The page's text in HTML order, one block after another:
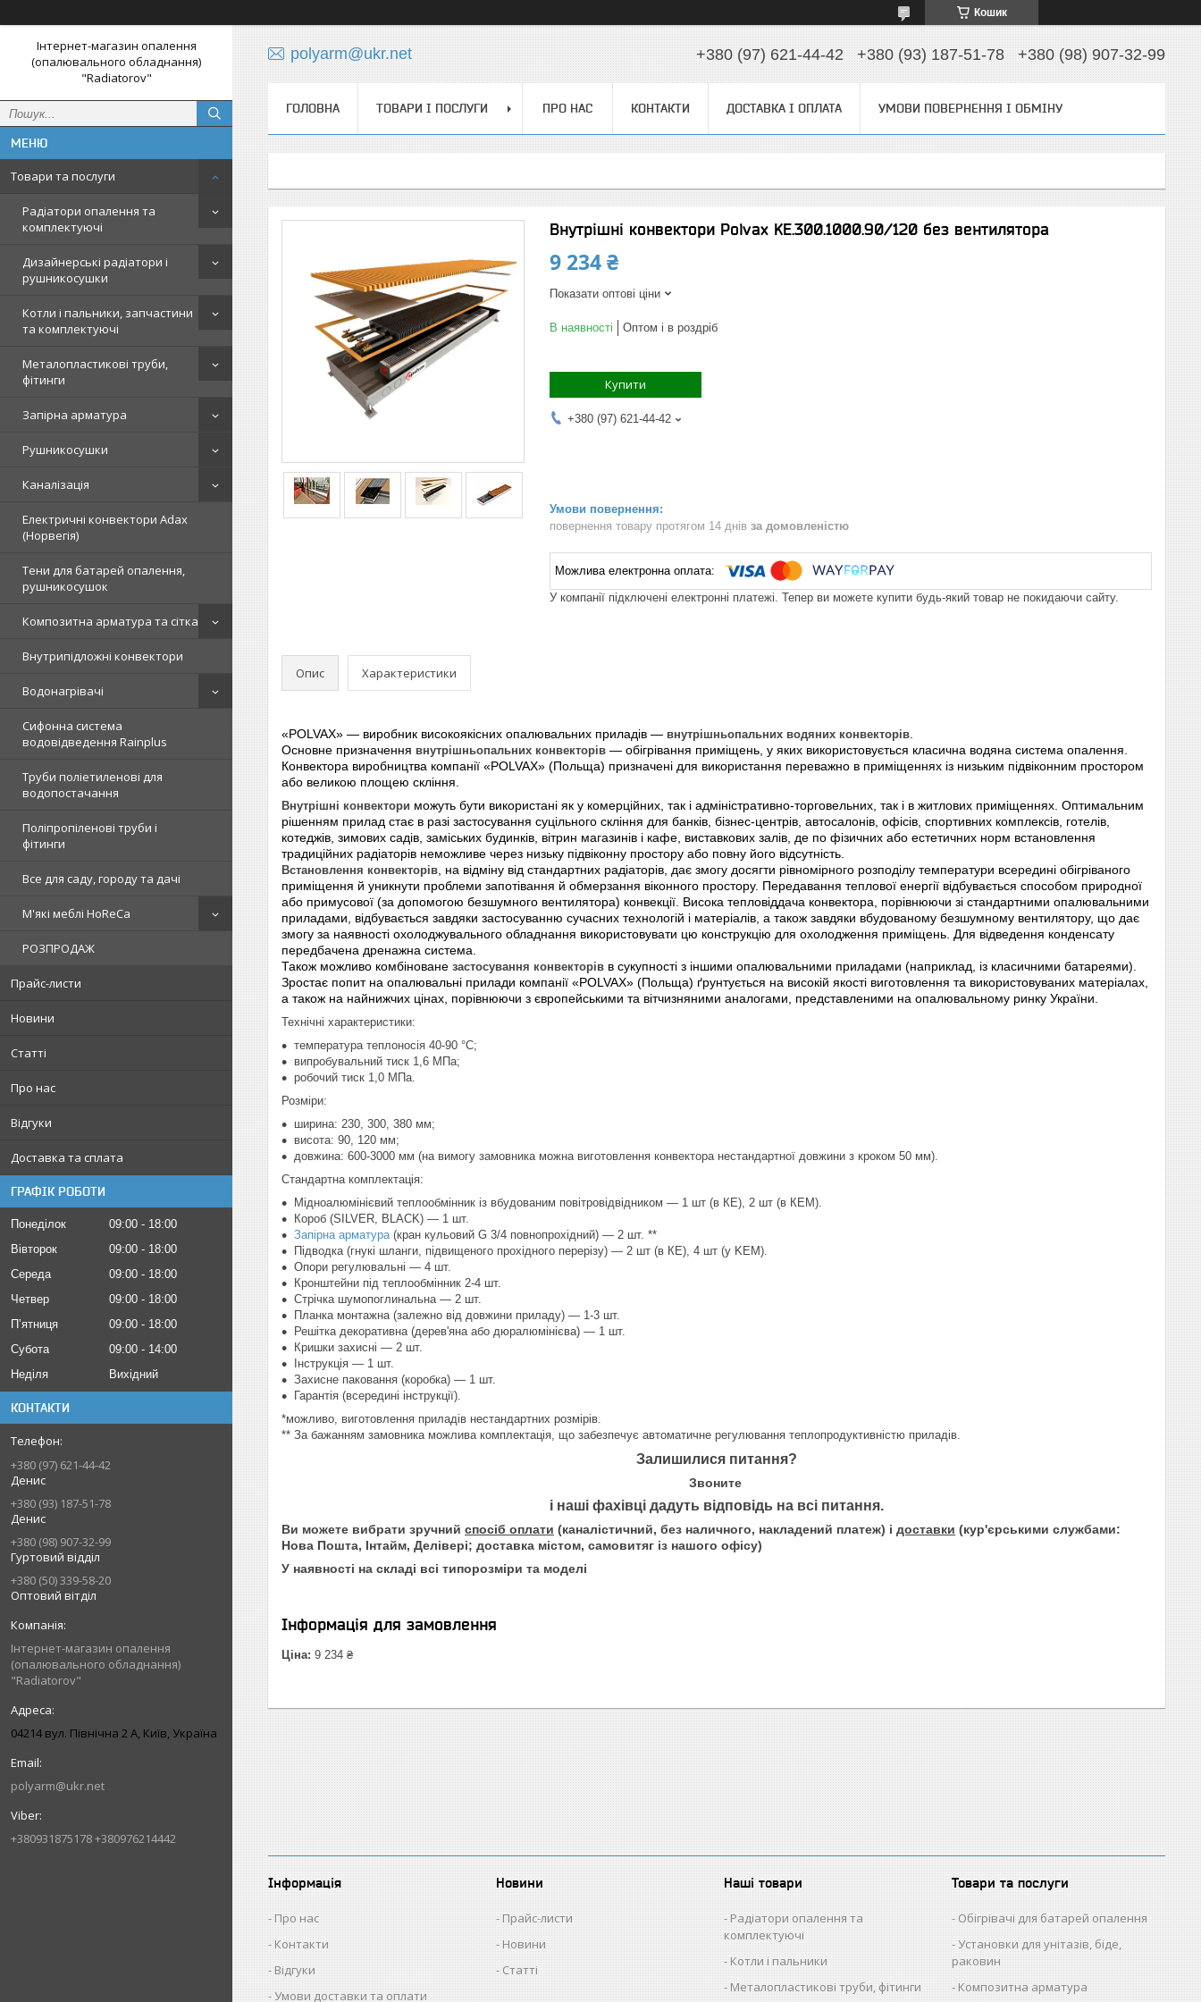
Кошик
Інтернет-магазин опалення
(опалювального обладнання)
"Radiatorov"
Товари та послуги
Радіатори опалення та
комплектуючі
Дизайнерські радіатори і
рушникосушки
Котли і пальники, запчастини
та комплектуючі
Металопластикові труби,
фітинги
Запірна арматура
Рушникосушки
Каналізація
Електричні конвектори Adax
(Норвегія)
Тени для батарей опалення,
рушникосушок
Композитна арматура та сітка
Внутрипідложні конвектори
Водонагрівачі
Сифонна система
водовідведення Rainplus
Труби поліетиленові для
водопостачання
Поліпропіленові труби і
фітинги
Все для саду, городу та дачі
М'які меблі HoReCa
РОЗПРОДАЖ
Прайс-листи
Новини
Статті
Про нас
Відгуки
Доставка та сплата
ГРАФІК РОБОТИ
Понеділок 09:00
18:00
Вівторок
09:00
18:00
Середа
09:00
18:00
Четвер
09:00
18:00
Пʼятниця
09:00
18:00
Субота
09:00
14:00
Неділя
Вихідний
КОНТАКТИ
+380 (97) 621-44-42
Денис
+380 (93) 187-51-78
Денис
+380 (98) 907-32-99
Гуртовий відділ
+380 (50) 339-58-20
Оптовий вітділ
Інтернет-магазин опалення
(опалювального обладнання)
"Radiatorov"
04214 вул. Північна 2 А, Київ, Україна
polyarm@ukr.net
+380931875178 +380976214442
polyarm@ukr.net +380 (97) 621-44-42 +380 (93) 187-51-78 +380 (98) 907-32-99
ГОЛОВНА ТОВАРИ І ПОСЛУГИ ПРО НАС КОНТАКТИ ДОСТАВКА І ОПЛАТА УМОВИ ПОВЕРНЕННЯ І ОБМІНУ
Внутрішні конвектори Polvax KE.300.1000.90/120 без вентилятора
9 234 ₴
Показати оптові ціни
В наявності Оптом і в роздріб
Купити
+380 (97) 621-44-42
повернення товару протягом 14 днів за домовленістю
У компанії підключені електронні платежі. Тепер ви можете купити будь-який товар не покидаючи сайту.
Опис Характеристики
«POLVAX» — виробник високоякісних опалювальних приладів — внутрішньопальних водяних конвекторів.
Основне призначення внутрішньопальних конвекторів — обігрівання приміщень, у яких використовується класична водяна система опалення.
Конвектора виробництва компанії «POLVAX» (Польща) призначені для використання переважно в приміщеннях із низьким підвіконним простором
або великою площею скління.
Внутрішні конвектори можуть бути використані як у комерційних, так і адміністративно-торговельних, так і в житлових приміщеннях. Оптимальним
рішенням прилад стає в разі застосування суцільного скління для банків, бізнес-центрів, автосалонів, офісів, спортивних комплексів, готелів,
котеджів, зимових садів, заміських будинків, вітрин магазинів і кафе, виставкових залів, де по фізичних або естетичних норм встановлення
традиційних радіаторів неможливе через низьку підвіконну простору або повну його відсутність.
Встановлення конвекторів, на відміну від стандартних радіаторів, дає змогу досягти рівномірного розподілу температури всередині обігріваного
приміщення й уникнути проблеми запотівання й обмерзання віконного простору. Передавання теплової енергії відбувається способом природної
або примусової (за допомогою безшумного вентилятора) конвекції. Висока тепловіддача конвектора, порівнюючи зі стандартними опалювальними
приладами, відбувається завдяки застосуванню сучасних технологій і матеріалів, а також завдяки вбудованому безшумному вентилятору, що дає
змогу за наявності охолоджувального обладнання використовувати цю конструкцію для охолодження приміщень. Для відведення конденсату
передбачена дренажна система.
Також можливо комбіноване застосування конвекторів в сукупності з іншими опалювальними приладами (наприклад, із класичними батареями).
Зростає попит на опалювальні прилади компанії «POLVAX» (Польща) ґрунтується на високій якості виготовлення та використовуваних матеріалах,
а також на найнижчих цінах, порівнюючи з європейськими та вітчизняними аналогами, представленими на опалювальному ринку України.
Технічні характеристики:
температура теплоносія 40-90 °C;
випробувальний тиск 1,6 МПа;
робочий тиск 1,0 МПа.
Розміри:
ширина: 230, 300, 380 мм;
висота: 90, 120 мм;
довжина: 600-3000 мм (на вимогу замовника можна виготовлення конвектора нестандартної довжини з кроком 50 мм).
Стандартна комплектація:
Мідноалюмінієвий теплообмінник із вбудованим повітровідвідником — 1 шт (в КЕ), 2 шт (в КЕМ).
Короб (SILVER, BLACK) — 1 шт.
Запірна арматура(кран кульовий G 3/4 повнопрохідний) — 2 шт. **
Підводка (гнукі шланги, підвищеного прохідного перерізу) — 2 шт (в КЕ), 4 шт (у KEM).
Опори регулювальні — 4 шт.
Кронштейни під теплообмінник 2-4 шт.
Стрічка шумопоглинальна — 2 шт.
Планка монтажна (залежно від довжини приладу) — 1-3 шт.
Решітка декоративна (дерев'яна або дюралюмінієва) — 1 шт.
Кришки захисні — 2 шт.
Інструкція — 1 шт.
Захисне паковання (коробка) — 1 шт.
Гарантія (всередині інструкції).
*можливо, виготовлення приладів нестандартних розмірів.
** За бажанням замовника можлива комплектація, що забезпечує автоматичне регулювання теплопродуктивністю приладів.
Залишилися питання?
Звоните
і наші фахівці дадуть відповідь на всі питання.
Ви можете вибрати зручний спосіб оплати (каналістичний, без наличного, накладений платеж) і доставки (кур'єрськими службами:
Нова Пошта, Інтайм, Делівері; доставка містом, самовитяг із нашого офісу)
У наявності на складі всі типорозміри та моделі
Інформація для замовлення
Ціна: 9 234 ₴
Інформація
Про нас
Контакти
Відгуки
Умови доставки та оплати
Новини
Прайс-листи
Новини
Статті
Наші товари
Радіатори опалення та
комплектуючі
Котли і пальники
Металопластикові труби, фітинги
Товари та послуги
Обігрівачі для батарей опалення
Установки для унітазів, біде,
раковин
Композитна арматура